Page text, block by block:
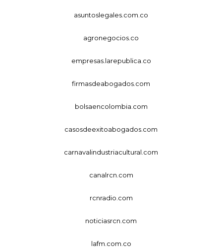
asuntoslegales.com.co
agronegocios.co
empresas.larepublica.co
firmasdeabogados.com
bolsaencolombia.com
casosdeexitoabogados.com
carnavalindustriacultural.com
canalrcn.com
rcnradio.com
noticiasrcn.com
lafm.com.co